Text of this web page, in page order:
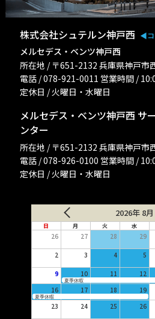
株式会社シュテルン神戸西 ◀︎コ
メルセデス・ベンツ神戸西
所在地 / 〒651-2132 兵庫県神戸
電話 / 078-921-0011 営業時間 /
定休日 / 火曜日・水曜日
メルセデス・ベンツ神戸西 サ
ンター
所在地 / 〒651-2132 兵庫県神戸
電話 / 078-926-0100 営業時間 /
定休日 / 火曜日・水曜日
2026年 8月
日 月 火 水
26 27 28 29
2 3 4 5
9 10 11 12
夏季休暇
16 17 18 19
夏季休暇
23 24 25 26